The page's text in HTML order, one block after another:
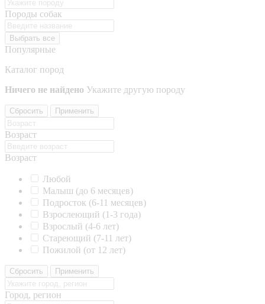
Породы собак
Выбрать все
Популярные
Каталог пород
Ничего не найдено Укажите другую породу
Сбросить Применить
Возраст
Возраст
Любой
Малыш (до 6 месяцев)
Подросток (6-11 месяцев)
Взрослеющий (1-3 года)
Взрослый (4-6 лет)
Стареющий (7-11 лет)
Пожилой (от 12 лет)
Сбросить Применить
Город, регион